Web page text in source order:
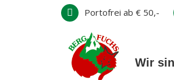
Direkt
Inhalt
Portofrei ab € 50,-
Wir